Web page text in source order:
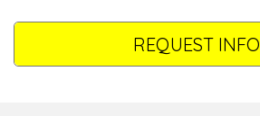
REQUEST INFO